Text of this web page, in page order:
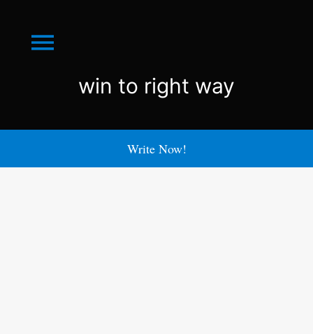
Menu
win
right
win to right way
Write Now!